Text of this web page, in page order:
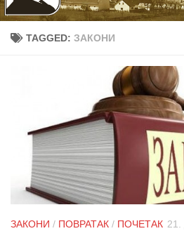
TAGGED: ЗАКОНИ
ЗАКОНИ / ПОВРАТАК / ПОЧЕТАК